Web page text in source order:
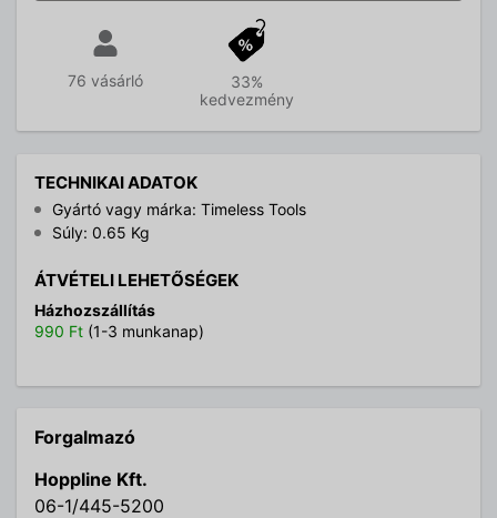
76 vásárló
33%
kedvezmény
TECHNIKAI ADATOK
Gyártó vagy márka: Timeless Tools
Súly: 0.65 Kg
ÁTVÉTELI LEHETŐSÉGEK
Házhozszállítás
990 Ft (1-3 munkanap)
Forgalmazó
Hoppline Kft.
06-1/445-5200